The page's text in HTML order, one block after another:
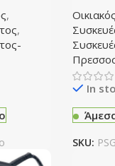
,
,
In
SKU: